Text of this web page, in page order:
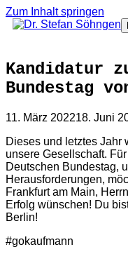
Zum Inhalt springen
Kandidatur
Bundestag
11. März 202218. Juni
Dieses und letztes Jahr
unsere Gesellschaft.
Deutschen Bundestag,
Herausforderungen,
Frankfurt am Main,
Erfolg wünschen! Du
Berlin!
#gokaufmann